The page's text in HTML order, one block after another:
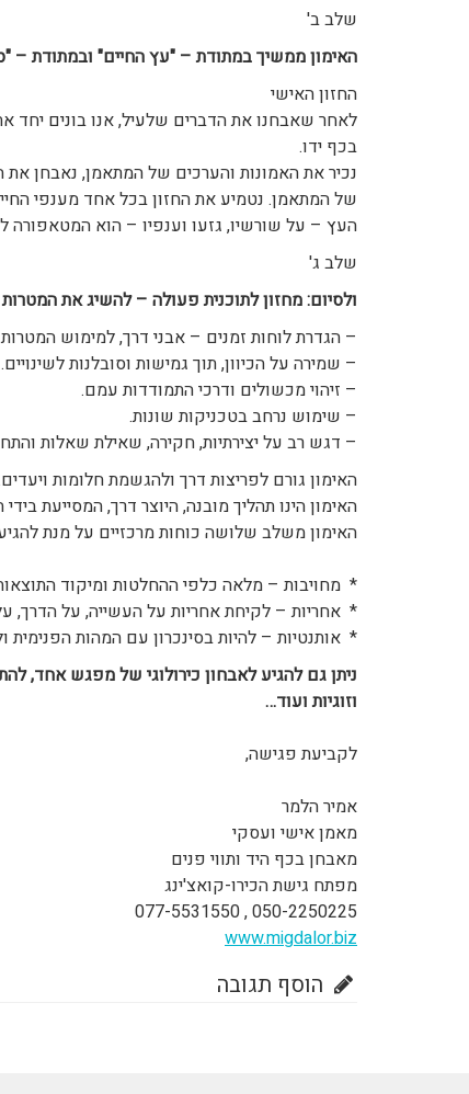
שלב ב'
האימון ממשיך במתודת – "עץ החיים" ובמתודת – "nlp":
החזון האישי
לאחר שאבחנו את הדברים שלעיל, אנו בונים יחד
בכף ידו.
נכיר את האמונות והערכים של המתאמן, נאבחן
של המתאמן. נטמיע את החזון בכל אחד מענפי
העץ – על שורשיו, גזעו וענפיו – הוא המטאפורה
שלב ג'
ולסיום: מחזון לתוכנית פעולה – להשיג את
– הגדרת לוחות זמנים – אבני דרך, למימוש
– שמירה על הכיוון, תוך גמישות וסובלנות לשינויים.
– זיהוי מכשולים ודרכי התמודדות עמם.
– שימוש נרחב בטכניקות שונות.
– דגש רב על יצירתיות, חקירה, שאילת שאלות
האימון גורם לפריצות דרך ולהגשמת חלומות
האימון הינו תהליך מובנה, היוצר דרך, המסייעת
האימון משלב שלושה כוחות מרכזיים על מנת
* מחויבות – מלאה כלפי ההחלטות ומיקוד
* אחריות – לקיחת אחריות על העשייה, על הדרך,
* אותנטיות – להיות בסינכרון עם המהות הפנימית
ניתן גם להגיע לאבחון כירולוגי של מפגש אחד,
וזוגיות ועוד…
לקביעת פגישה,
אמיר הלמר
מאמן אישי ועסקי
מאבחן בכף היד ותווי פנים
מפתח גישת הכירו-קואצ'ינג
050-2250225 , 077-5531550
www.migdalor.biz
הוסף תגובה